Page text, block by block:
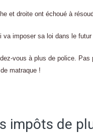
et droite ont échoué à
va imposer sa loi dans le futur
vous à plus de police. Pas
matraque !
impôts de